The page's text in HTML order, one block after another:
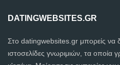
DATINGWEBSITES.GR
Στο datingwebsites.gr μπορείς να
ιστοσελίδες γνωριμιών, τα οποία